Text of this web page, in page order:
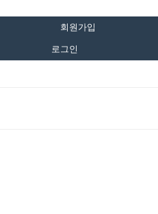
회원가입
로그인